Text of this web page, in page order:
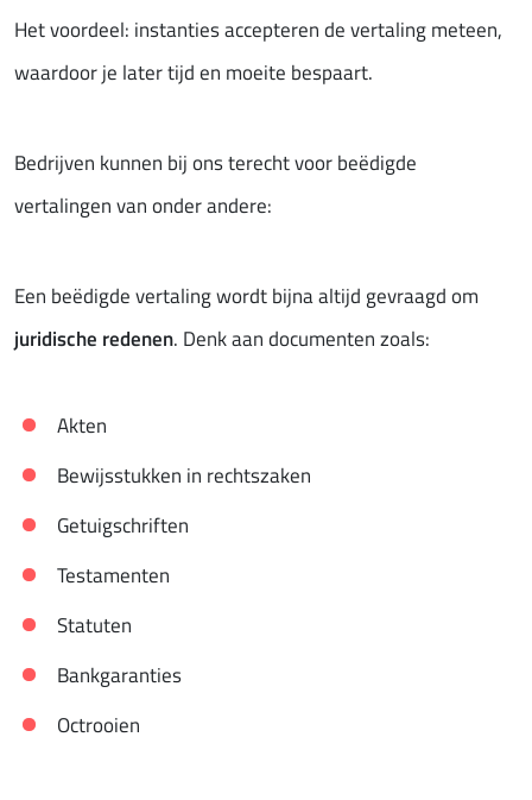
Het voordeel: instanties accepteren de vertaling meteen,
waardoor je later tijd en moeite bespaart.
Bedrijven kunnen bij ons terecht voor beëdigde
vertalingen van onder andere:
Een beëdigde vertaling wordt bijna altijd gevraagd om
juridische redenen. Denk aan documenten zoals:
Akten
Bewijsstukken in rechtszaken
Getuigschriften
Testamenten
Statuten
Bankgaranties
Octrooien